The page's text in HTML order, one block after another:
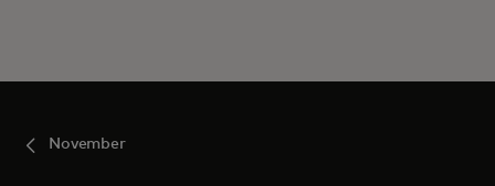
November